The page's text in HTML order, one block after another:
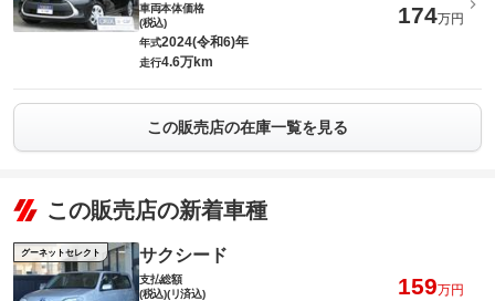
車両本体価格
(税込)
174万円
年式2024(令和6)年
走行4.6万km
この販売店の在庫一覧を見る
この販売店の新着車種
グーネットセレクト サクシード
支払総額
(税込)(リ済込)
159万円